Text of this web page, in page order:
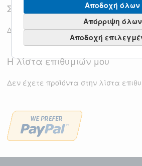
Σύγκριση Προϊόντων
Δεν έχετε επιλέξει προϊόντα για
Η λίστα επιθυμιών μου
Δεν έχετε προϊόντα στην λίστα
Αποδοχή όλων
Απόρριψη όλων
Αποδοχή